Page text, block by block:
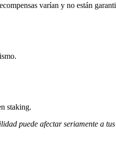
varían y no están
staking.
puede afectar seriamente a